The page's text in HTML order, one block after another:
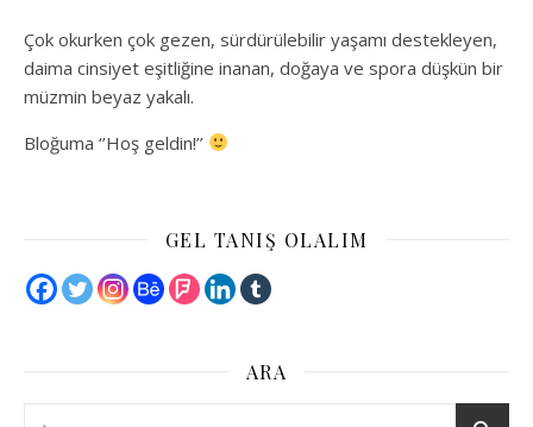
Çok okurken çok gezen, sürdürülebilir yaşamı destekleyen,
daima cinsiyet eşitliğine inanan, doğaya ve spora düşkün bir
müzmin beyaz yakalı.
Bloğuma ‘’Hoş geldin!’’
GEL TANIŞ OLALIM
ARA